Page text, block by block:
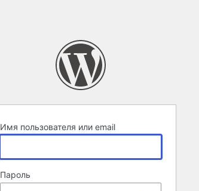
Имя пользователя или email
Пароль